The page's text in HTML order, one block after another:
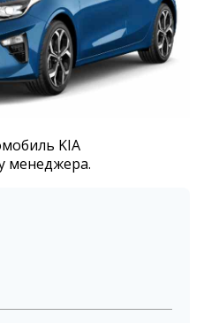
KIA
менеджера.